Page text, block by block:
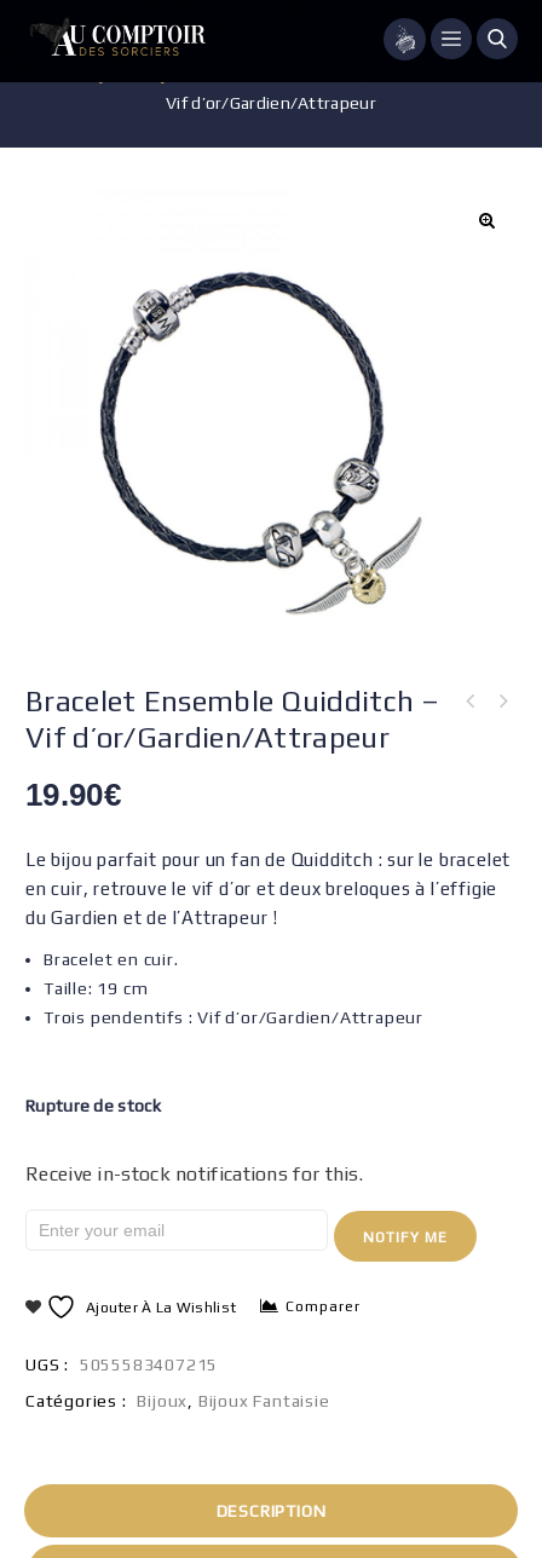
Menu
Vif d’or/Gardien/Attrapeur
Bracelet Ensemble Quidditch –
Vif d’or/Gardien/Attrapeur
19.90€
Le bijou parfait pour un fan de Quidditch : sur le bracelet
en cuir, retrouve le vif d’or et deux breloques à l’effigie
du Gardien et de l’Attrapeur !
Bracelet en cuir.
Taille: 19 cm
Trois pendentifs : Vif d’or/Gardien/Attrapeur
Rupture de stock
Receive in-stock notifications for this.
NOTIFY ME
Ajouter À La Wishlist Comparer
UGS :
5055583407215
Catégories :
Bijoux Bijoux Fantaisie
DESCRIPTION